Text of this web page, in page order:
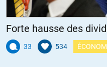
Forte hausse des
33 534